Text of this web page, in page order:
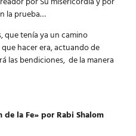
la prueba…
que tenía ya un camino
hacer era, actuando de
las bendiciones, de la manera
la Fe» por Rabi Shalom